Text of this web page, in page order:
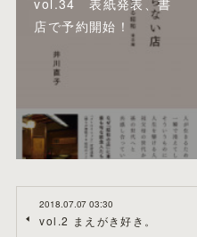
vol.34 表紙発表、書
店で予約開始！
2018.07.07 03:30
vol.2 まえがき好き。